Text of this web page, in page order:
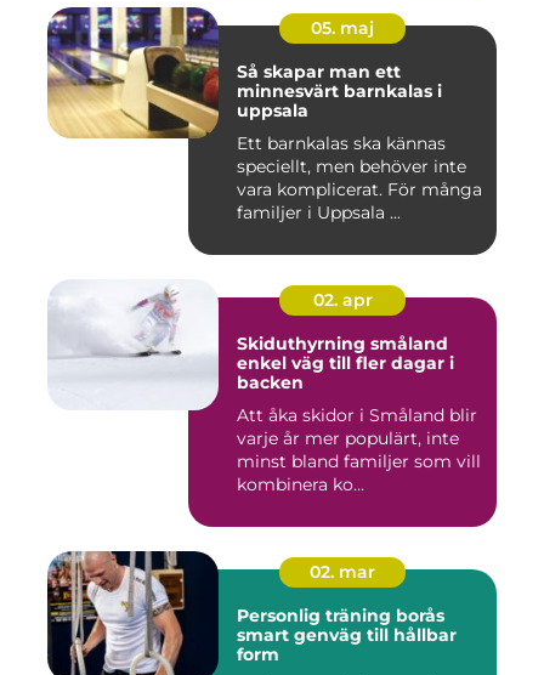
05. maj
Så skapar man ett
minnesvärt barnkalas i
uppsala
Ett barnkalas ska kännas
speciellt, men behöver inte
vara komplicerat. För många
familjer i Uppsala ...
02. apr
Skiduthyrning småland
enkel väg till fler dagar i
backen
Att åka skidor i Småland blir
varje år mer populärt, inte
minst bland familjer som vill
kombinera ko...
02. mar
Personlig träning borås
smart genväg till hållbar
form